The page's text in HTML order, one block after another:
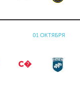
01 ОКТЯБРЯ
С�